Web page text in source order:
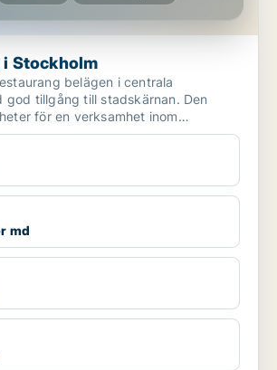
i Stockholm
belägen i centrala
god tillgång till stadskärnan. Den
för en verksamhet inom
md